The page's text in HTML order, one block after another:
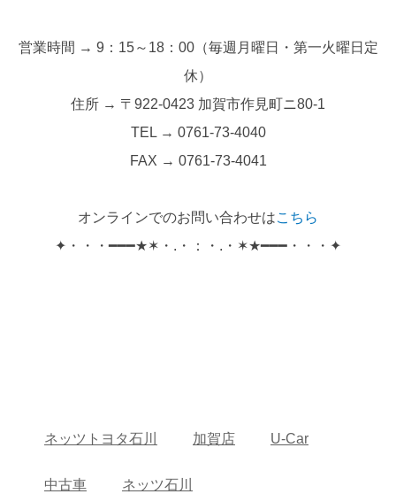
営業時間 → 9：15～18：00（毎週月曜日・第一火曜日定
休）
住所 → 〒922-0423 加賀市作見町ニ80-1
TEL → 0761-73-4040
FAX → 0761-73-4041
オンラインでのお問い合わせはこちら
✦・・・━━━★✶・.・：・.・✶★━━━・・・✦
ネッツトヨタ石川 加賀店 U-Car
中古車 ネッツ石川